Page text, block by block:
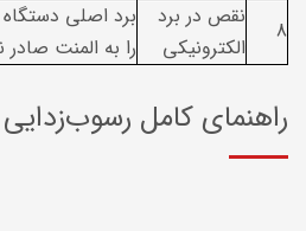
8
نقص در برد
الکترونیکی
برد اصلی
را به المنت صادر
راهنمای کامل